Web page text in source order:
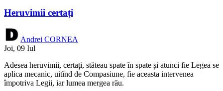
Heruvimii certați
Andrei CORNEA
Joi, 09 Iul
Adesea heruvimii, certați, stăteau spate în spate și atunci fie Legea se
aplica mecanic, uitînd de Compasiune, fie aceasta intervenea
împotriva Legii, iar lumea mergea rău.